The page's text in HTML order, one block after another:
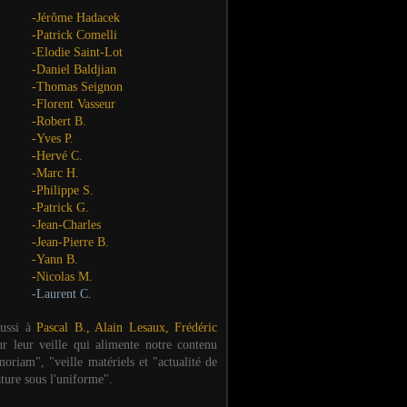
-Jérôme Hadacek
-Patrick Comelli
-Elodie Saint-Lot
-Daniel Baldjian
-Thomas Seignon
-Florent Vasseur
-Robert B.
-Yves P.
-Hervé C.
-Marc H.
-Philippe S.
-Patrick G.
-Jean-Charles
-Jean-Pierre B.
-Yann B.
-Nicolas M.
-Laurent C.
àPascal B., Alain Lesaux, Frédéric
leur veille qui alimente notre contenu
"veille matériels et "actualité de
sous l'uniforme".